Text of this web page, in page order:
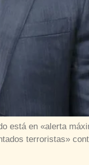
está en «alerta
terroristas»